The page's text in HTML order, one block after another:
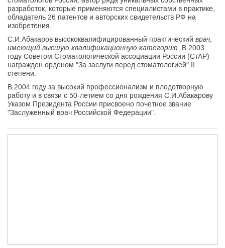
разработок, которые применяются специалистами в практике,
обладатель 26 патентов и авторских свидетельств РФ на
изобретения.
С.И.Абакаров высококвалифицированный практический врач,
имеющий высшую квалификационную категорию . В 2003
году Советом Стоматологической ассоциации России (СтАР)
награжден орденом "За заслуги перед стоматологией" II
степени.
В 2004 году за высокий профессионализм и плодотворную
работу и в связи с 50-летием со дня рождения С.И.Абакарову
Указом Президента России присвоено почетное звание
"Заслуженный врач Российской Федерации".